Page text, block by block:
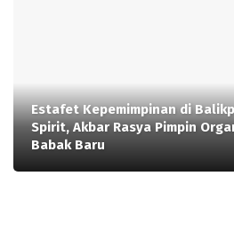
Estafet Kepemimpinan di
Spirit, Akbar Rasya Pimpin
Babak Baru